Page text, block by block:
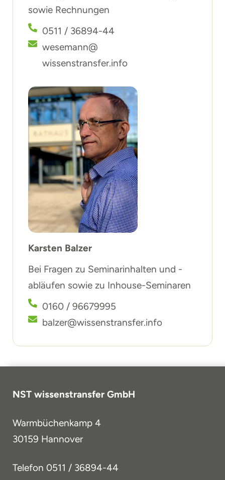
sowie Rechnungen
0511 / 36894-44
wesemann@
wissenstransfer.info
Karsten Balzer
Bei Fragen zu Seminarinhalten und -
abläufen sowie zu Inhouse-Seminaren
0160 / 96679995
balzer@wissenstransfer.info
NST wissenstransfer GmbH
Warmbüchenkamp 4
30159 Hannover
Telefon 0511 / 36894-44